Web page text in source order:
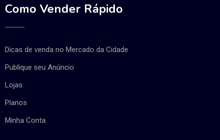
Como Vender Rápido
Dicas de venda no Mercado da Cidade
Publique seu Anúncio
Lojas
Planos
Minha Conta